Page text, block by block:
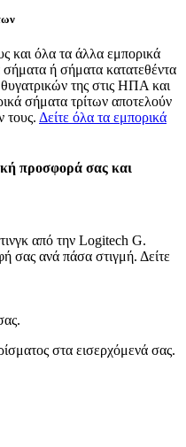
και όλα τα άλλα εμπορικά
ή σήματα κατατεθέντα
της στις ΗΠΑ και
σήματα τρίτων αποτελούν
τους. Δείτε όλα τα εμπορικά
προσφορά σας και
από την Logitech G.
σας ανά πάσα στιγμή. Δείτε
στα εισερχόμενά σας.